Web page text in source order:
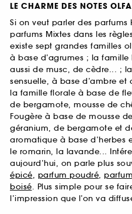
LE CHARME DES NOTES
Si on veut parler des
parfums Mixtes dans les
existe sept grandes familles
à base d’agrumes ; la
aussi de musc, de cèdre... ;
sensuelle, à base d’ambre et
la famille florale à base de
de bergamote, mousse de
Fougère à base de mousse
géranium, de bergamote et
aromatique à base d’herbes
le romarin, la lavande...
aujourd’hui, on parle plus
épicé, parfum poudré,
boisé. Plus simple pour se
l’impression que l’on va